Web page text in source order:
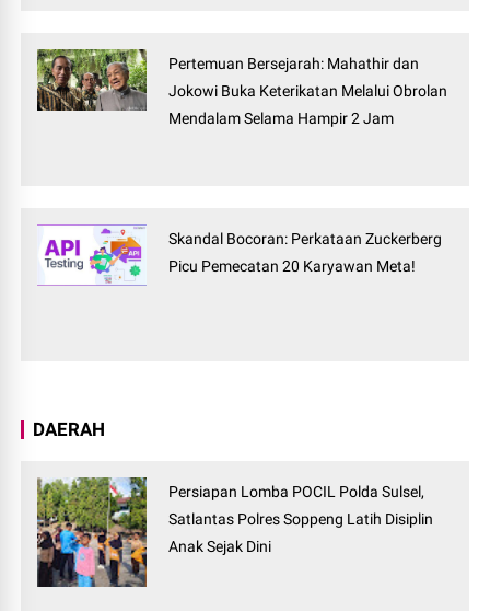
Pertemuan Bersejarah: Mahathir dan
Jokowi Buka Keterikatan Melalui Obrolan
Mendalam Selama Hampir 2 Jam
Skandal Bocoran: Perkataan Zuckerberg
Picu Pemecatan 20 Karyawan Meta!
DAERAH
Persiapan Lomba POCIL Polda Sulsel,
Satlantas Polres Soppeng Latih Disiplin
Anak Sejak Dini